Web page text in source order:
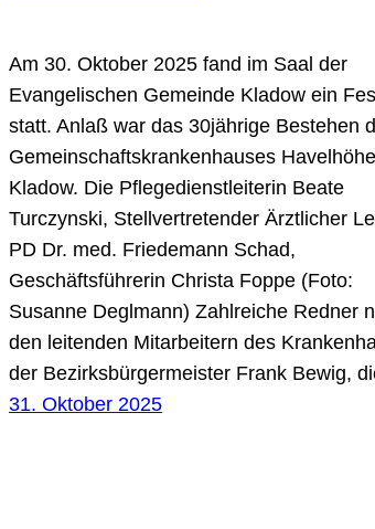
Am 30. Oktober 2025 fand im Saal der
Evangelischen Gemeinde Kladow ein
statt. Anlaß war das 30jährige Bestehen
Gemeinschaftskrankenhauses
Kladow. Die Pflegedienstleiterin Beate
Turczynski, Stellvertretender Ärztlicher
PD Dr. med. Friedemann Schad,
Geschäftsführerin Christa Foppe (Foto:
Susanne Deglmann) Zahlreiche Redner
den leitenden Mitarbeitern des
der Bezirksbürgermeister Frank Bewig,
31. Oktober 2025